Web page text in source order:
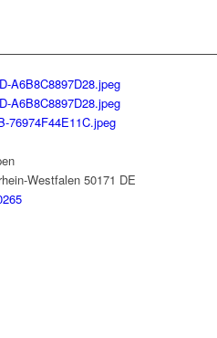
Westfalen 50171 DE